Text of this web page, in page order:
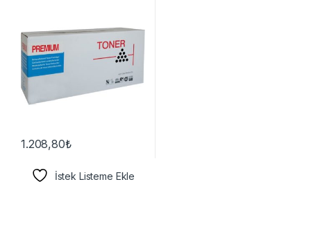
1.208,80₺
İstek Listeme Ekle